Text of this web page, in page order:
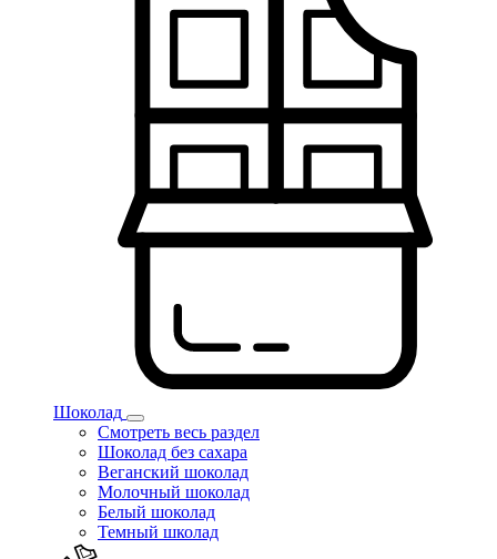
Шоколад
Смотреть весь раздел
Шоколад без сахара
Веганский шоколад
Молочный шоколад
Белый шоколад
Темный школад